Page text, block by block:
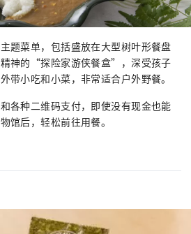
题菜单，包括盛放在大型树叶形餐盘
神的“探险家游侠餐盒”，深受孩子
带小吃和小菜，非常适合户外野餐。
各种二维码支付，即使没有现金也能
馆后，轻松前往用餐。